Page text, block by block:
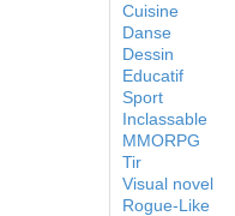
Cuisine
Danse
Dessin
Educatif
Sport
Inclassable
MMORPG
Tir
Visual novel
Rogue-Like